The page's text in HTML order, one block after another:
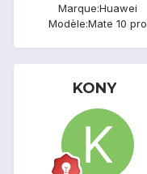
Marque:Huawei
Modèle:Mate 10 pro
KONY